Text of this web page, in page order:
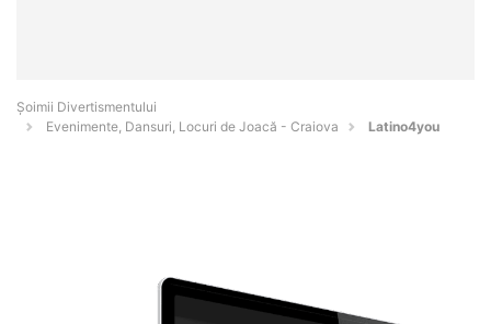
Şoimii Divertismentului
Evenimente, Dansuri, Locuri de Joacă - Craiova
Latino4you